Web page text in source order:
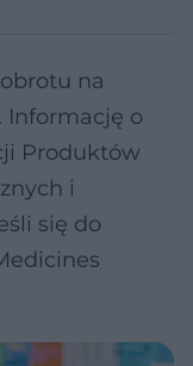
na
Informację o
Produktów
i
się do